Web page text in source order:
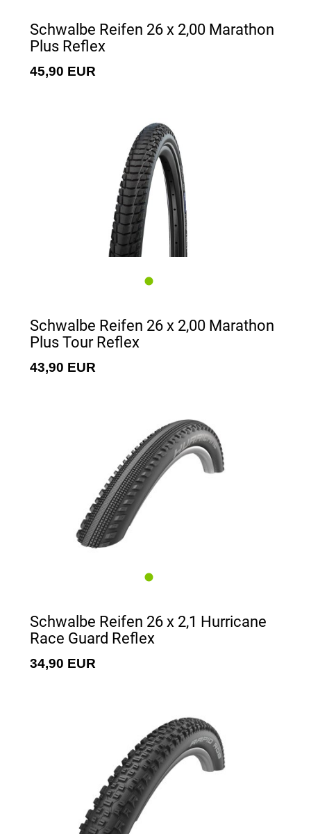
Schwalbe Reifen 26 x 2,00 Marathon
Plus Reflex
45,90 EUR
Schwalbe Reifen 26 x 2,00 Marathon
Plus Tour Reflex
43,90 EUR
Schwalbe Reifen 26 x 2,1 Hurricane
Race Guard Reflex
34,90 EUR